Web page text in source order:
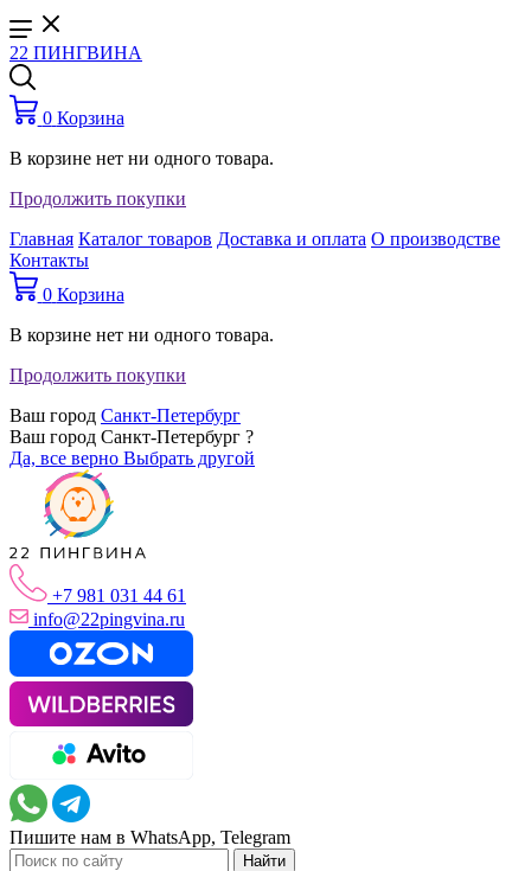
22 ПИНГВИНА
0 Корзина
В корзине нет ни одного товара.
Продолжить покупки
Главная Каталог товаров Доставка и оплата О производстве
Контакты
0 Корзина
В корзине нет ни одного товара.
Продолжить покупки
Ваш город Санкт-Петербург
Ваш город Санкт-Петербург ?
Да, все верно Выбрать другой
+7 981 031 44 61
info@22pingvina.ru
Пишите нам в WhatsApp, Telegram